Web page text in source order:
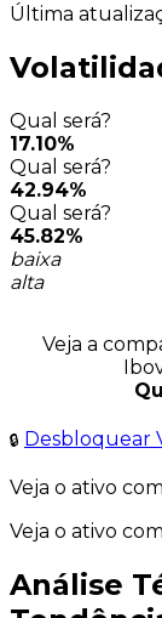
Última
Qual será?
17.10%
Qual será?
42.94%
Qual será?
45.82%
baixa
alta
Veja a
Desbloquear
Veja o ativo
Veja o ativo
Análise